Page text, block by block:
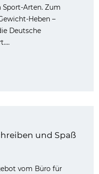
Sport-Arten. Zum
Heben –
Deutsche
und Spaß
vom Büro für